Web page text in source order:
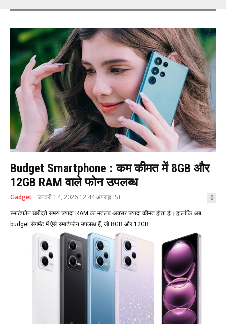
Budget Smartphone : कम कीमत में 8GB और
12GB RAM वाले फोन उपलब्ध
Gadget जनवरी 14, 2026 12:44 अपराह्न IST 0
स्मार्टफोन खरीदते समय ज्यादा RAM का मतलब अक्सर ज्यादा कीमत होता है। हालांकि अब
budget सेगमेंट में ऐसे स्मार्टफोन उपलब्ध हैं, जो 8GB और 12GB...